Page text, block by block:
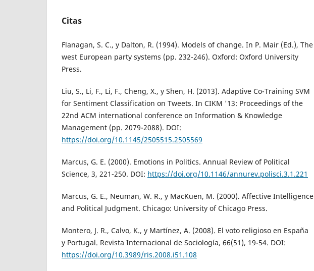
Citas
Flanagan, S. C., y Dalton, R. (1994). Models of change. In P. Mair (Ed.), The
west European party systems (pp. 232-246). Oxford: Oxford University
Press.
Liu, S., Li, F., Li, F., Cheng, X., y Shen, H. (2013). Adaptive Co-Training SVM
for Sentiment Classification on Tweets. In CIKM '13: Proceedings of the
22nd ACM international conference on Information & Knowledge
Management (pp. 2079-2088). DOI:
https://doi.org/10.1145/2505515.2505569
Marcus, G. E. (2000). Emotions in Politics. Annual Review of Political
Science, 3, 221-250. DOI: https://doi.org/10.1146/annurev.polisci.3.1.221
Marcus, G. E., Neuman, W. R., y MacKuen, M. (2000). Affective Intelligence
and Political Judgment. Chicago: University of Chicago Press.
Montero, J. R., Calvo, K., y Martínez, A. (2008). El voto religioso en España
y Portugal. Revista Internacional de Sociología, 66(51), 19-54. DOI:
https://doi.org/10.3989/ris.2008.i51.108